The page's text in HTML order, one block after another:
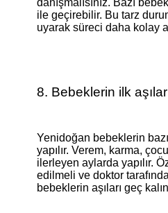
danışmalısınız. Bazı
ile geçirebilir. Bu tarz
uyarak süreci daha kolay
8. Bebeklerin ilk
Yenidoğan bebeklerin
yapılır. Verem, karma,
ilerleyen aylarda yapılır.
edilmeli ve doktor
bebeklerin aşıları geç